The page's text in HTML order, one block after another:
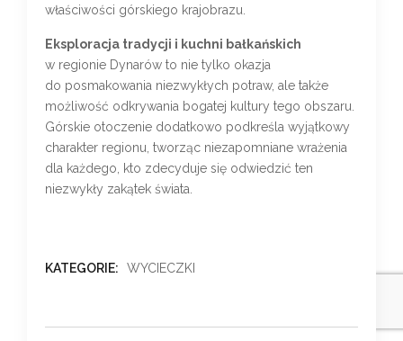
właściwości górskiego krajobrazu.
Eksploracja tradycji i kuchni bałkańskich
w regionie Dynarów to nie tylko okazja
do posmakowania niezwykłych potraw, ale także
możliwość odkrywania bogatej kultury tego obszaru.
Górskie otoczenie dodatkowo podkreśla wyjątkowy
charakter regionu, tworząc niezapomniane wrażenia
dla każdego, kto zdecyduje się odwiedzić ten
niezwykły zakątek świata.
KATEGORIE: WYCIECZKI